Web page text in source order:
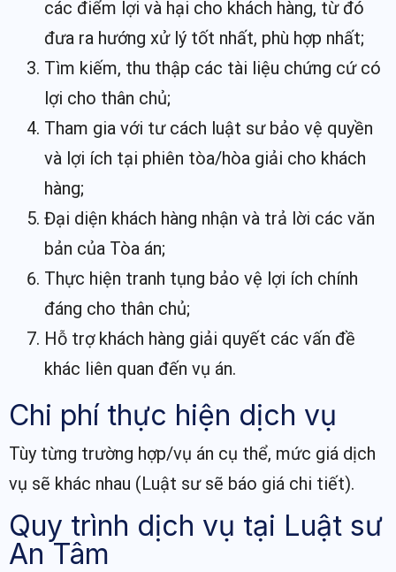
các điểm lợi và hại cho khách hàng, từ đó
đưa ra hướng xử lý tốt nhất, phù hợp nhất;
Tìm kiếm, thu thập các tài liệu chứng cứ có
lợi cho thân chủ;
Tham gia với tư cách luật sư bảo vệ quyền
và lợi ích tại phiên tòa/hòa giải cho khách
hàng;
Đại diện khách hàng nhận và trả lời các văn
bản của Tòa án;
Thực hiện tranh tụng bảo vệ lợi ích chính
đáng cho thân chủ;
Hỗ trợ khách hàng giải quyết các vấn đề
khác liên quan đến vụ án.
Chi phí thực hiện dịch vụ
Tùy từng trường hợp/vụ án cụ thể, mức giá dịch
vụ sẽ khác nhau (Luật sư sẽ báo giá chi tiết).
Quy trình dịch vụ tại Luật sư
An Tâm